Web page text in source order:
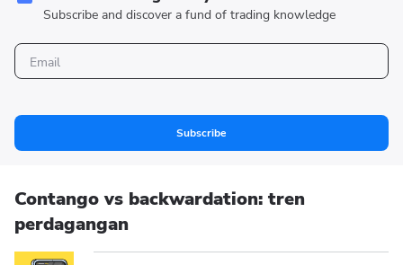
Subscribe and discover a fund of trading knowledge
Subscribe
Contango vs backwardation: tren
perdagangan